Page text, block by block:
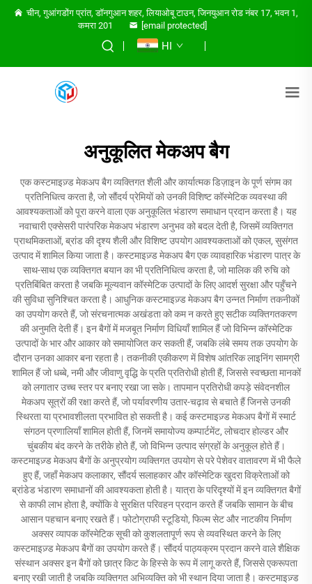
चीन, गुआंगडोंग प्रांत, डॉनगुआन शहर, लियाओबू टाउन, जिनयुआन रोड नंबर 17, भवन 1,
कमरा 201
[email protected]
HI
अनुकूलित मेकअप बैग
एक कस्टमाइज़्ड मेकअप बैग व्यक्तिगत शैली और कार्यात्मक डिज़ाइन के पूर्ण संगम का
प्रतिनिधित्व करता है, जो सौंदर्य प्रेमियों को उनकी विशिष्ट कॉस्मेटिक व्यवस्था की
आवश्यकताओं को पूरा करने वाला एक अनुकूलित भंडारण समाधान प्रदान करता है। यह
नवाचारी एक्सेसरी पारंपरिक मेकअप भंडारण अनुभव को बदल देती है, जिसमें व्यक्तिगत
प्राथमिकताओं, ब्रांड की दृश्य शैली और विशिष्ट उपयोग आवश्यकताओं को एकल, सुसंगत
उत्पाद में शामिल किया जाता है। कस्टमाइज़्ड मेकअप बैग एक व्यावहारिक भंडारण पात्र के
साथ-साथ एक व्यक्तिगत बयान का भी प्रतिनिधित्व करता है, जो मालिक की रुचि को
प्रतिबिंबित करता है जबकि मूल्यवान कॉस्मेटिक उत्पादों के लिए आदर्श सुरक्षा और पहुँचने
की सुविधा सुनिश्चित करता है। आधुनिक कस्टमाइज़्ड मेकअप बैग उन्नत निर्माण तकनीकों
का उपयोग करते हैं, जो संरचनात्मक अखंडता को कम न करते हुए सटीक व्यक्तिगतकरण
की अनुमति देती हैं। इन बैगों में मजबूत निर्माण विधियाँ शामिल हैं जो विभिन्न कॉस्मेटिक
उत्पादों के भार और आकार को समायोजित कर सकती हैं, जबकि लंबे समय तक उपयोग के
दौरान उनका आकार बना रहता है। तकनीकी एकीकरण में विशेष आंतरिक लाइनिंग सामग्री
शामिल हैं जो धब्बे, नमी और जीवाणु वृद्धि के प्रति प्रतिरोधी होती हैं, जिससे स्वच्छता मानकों
को लगातार उच्च स्तर पर बनाए रखा जा सके। तापमान प्रतिरोधी कपड़े संवेदनशील
मेकअप सूत्रों की रक्षा करते हैं, जो पर्यावरणीय उतार-चढ़ाव से बचाते हैं जिनसे उनकी
स्थिरता या प्रभावशीलता प्रभावित हो सकती है। कई कस्टमाइज़्ड मेकअप बैगों में स्मार्ट
संगठन प्रणालियाँ शामिल होती हैं, जिनमें समायोज्य कम्पार्टमेंट, लोचदार होल्डर और
चुंबकीय बंद करने के तरीके होते हैं, जो विभिन्न उत्पाद संग्रहों के अनुकूल होते हैं।
कस्टमाइज़्ड मेकअप बैगों के अनुप्रयोग व्यक्तिगत उपयोग से परे पेशेवर वातावरण में भी फैले
हुए हैं, जहाँ मेकअप कलाकार, सौंदर्य सलाहकार और कॉस्मेटिक खुदरा विक्रेताओं को
ब्रांडेड भंडारण समाधानों की आवश्यकता होती है। यात्रा के परिदृश्यों में इन व्यक्तिगत बैगों
से काफी लाभ होता है, क्योंकि वे सुरक्षित परिवहन प्रदान करते हैं जबकि सामान के बीच
आसान पहचान बनाए रखते हैं। फोटोग्राफी स्टूडियो, फिल्म सेट और नाटकीय निर्माण
अक्सर व्यापक कॉस्मेटिक सूची को कुशलतापूर्ण रूप से व्यवस्थित करने के लिए
कस्टमाइज़्ड मेकअप बैगों का उपयोग करते हैं। सौंदर्य पाठ्यक्रम प्रदान करने वाले शैक्षिक
संस्थान अक्सर इन बैगों को छात्र किट के हिस्से के रूप में लागू करते हैं, जिससे एकरूपता
बनाए रखी जाती है जबकि व्यक्तिगत अभिव्यक्ति को भी स्थान दिया जाता है। कस्टमाइज़्ड